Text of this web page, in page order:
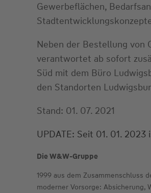
Gewerbeflächen,
Neben der Bestellung von
verantwortet ab sofort
Süd mit dem Büro
den Standorten
Stand: 01. 07. 2021
UPDATE: Seit 01. 01.
Die W&W-Gruppe
1999 aus dem Zusammenschluss
moderner Vorsorge: Absicherung,